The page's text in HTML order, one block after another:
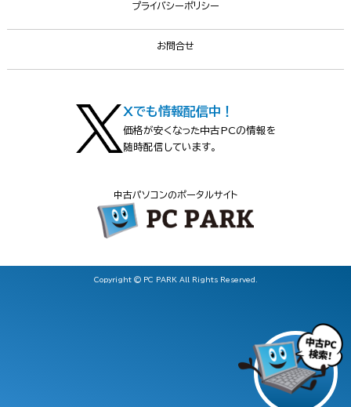
プライバシーポリシー
お問合せ
Xでも情報配信中！
価格が安くなった中古PCの情報を
随時配信しています。
中古パソコンのポータルサイト
Copyright © PC PARK All Rights Reserved.